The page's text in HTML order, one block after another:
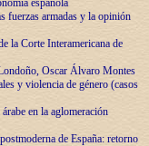
española
fuerzas armadas y la opinión
la Corte Interamericana de
Oscar Álvaro Montes
y violencia de género (casos
en la aglomeración
de España: retorno